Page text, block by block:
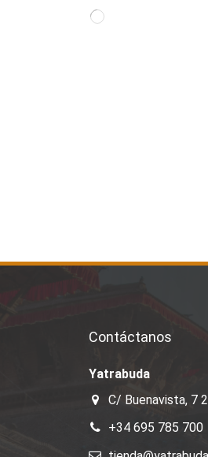
Contáctanos
Yatrabuda
C/ Buenavista, 7
+34 695 785 700